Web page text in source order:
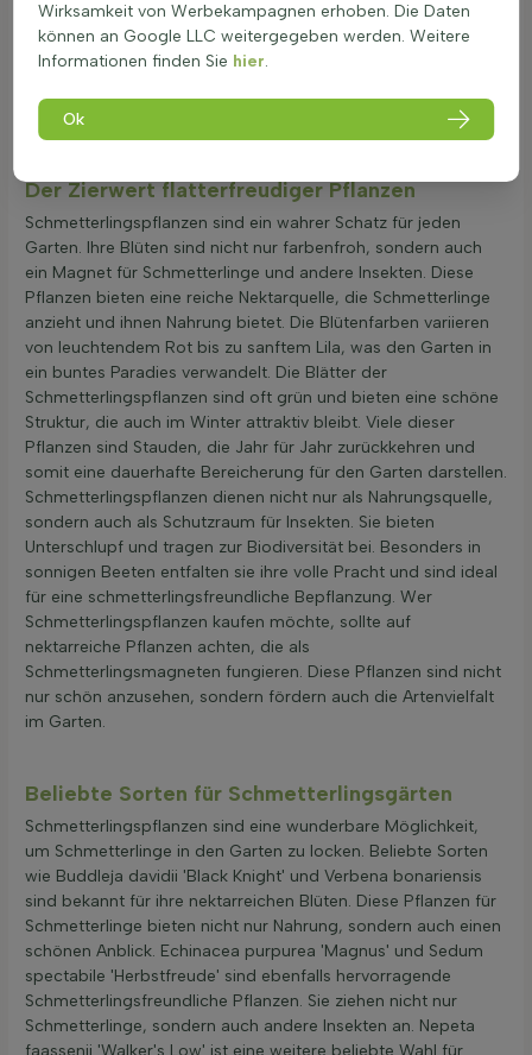
Schmetterlingspflanzen kaufen ist eine gute Möglichkeit, den
Garten in ein Paradies für Schmetterlinge zu verwandeln.
Diese Pflanzen sind nicht nur schön, sondern auch wichtig für
die Biodiversität. Sie ziehen Bienen und Schmetterlinge an und
fördern die Artenvielfalt im Garten.
Der Zierwert flatterfreudiger Pflanzen
Schmetterlingspflanzen sind ein wahrer Schatz für jeden
Garten. Ihre Blüten sind nicht nur farbenfroh, sondern auch
ein Magnet für Schmetterlinge und andere Insekten. Diese
Pflanzen bieten eine reiche Nektarquelle, die Schmetterlinge
anzieht und ihnen Nahrung bietet. Die Blütenfarben variieren
von leuchtendem Rot bis zu sanftem Lila, was den Garten in
ein buntes Paradies verwandelt. Die Blätter der
Schmetterlingspflanzen sind oft grün und bieten eine schöne
Struktur, die auch im Winter attraktiv bleibt. Viele dieser
Pflanzen sind Stauden, die Jahr für Jahr zurückkehren und
somit eine dauerhafte Bereicherung für den Garten darstellen.
Schmetterlingspflanzen dienen nicht nur als Nahrungsquelle,
sondern auch als Schutzraum für Insekten. Sie bieten
Unterschlupf und tragen zur Biodiversität bei. Besonders in
sonnigen Beeten entfalten sie ihre volle Pracht und sind ideal
für eine schmetterlingsfreundliche Bepflanzung. Wer
Schmetterlingspflanzen kaufen möchte, sollte auf
nektarreiche Pflanzen achten, die als
Schmetterlingsmagneten fungieren. Diese Pflanzen sind nicht
nur schön anzusehen, sondern fördern auch die Artenvielfalt
im Garten.
Beliebte Sorten für Schmetterlingsgärten
Schmetterlingspflanzen sind eine wunderbare Möglichkeit,
um Schmetterlinge in den Garten zu locken. Beliebte Sorten
wie Buddleja davidii 'Black Knight' und Verbena bonariensis
sind bekannt für ihre nektarreichen Blüten. Diese Pflanzen für
Schmetterlinge bieten nicht nur Nahrung, sondern auch einen
schönen Anblick. Echinacea purpurea 'Magnus' und Sedum
spectabile 'Herbstfreude' sind ebenfalls hervorragende
Schmetterlingsfreundliche Pflanzen. Sie ziehen nicht nur
Schmetterlinge, sondern auch andere Insekten an. Nepeta
faassenii 'Walker's Low' ist eine weitere beliebte Wahl für
Wirksamkeit von Werbekampagnen erhoben. Die Daten
können an Google LLC weitergegeben werden. Weitere
Informationen finden Sie hier.
Ok